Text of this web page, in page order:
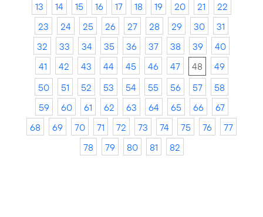
13
14 15 16 17 18 19 20 21
22
23
24 25 26 27 28 29 30
31
32
33 34 35 36 37 38 39
40
41
42 43 44 45 46 47 48
49
50
51 52 53 54 55 56 57
58
59
60 61 62 63 64 65 66
67
68
69 70 71 72 73 74 75 76
77
78
79 80 81 82